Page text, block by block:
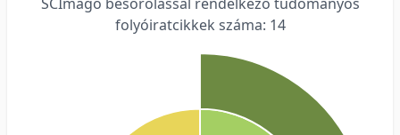
folyóiratcikkek száma: 14